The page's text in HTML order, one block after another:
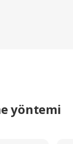
yöntemi